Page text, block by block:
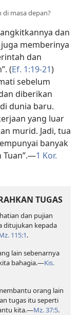
di masa depan?
dan
memberinya
dan
(Ef. 1:19-21)
sebelum
diberikan
dunia baru.
yang luar
murid. Jadi, tua
banyak
Tuan”.​—1 Kor.
TUGAS
dan pujian
ditujukan kepada
115:1.
lain sebenarnya
bahagia.​—Kis.
orang lain
tugas itu seperti
kita.​—Mz. 37:5.